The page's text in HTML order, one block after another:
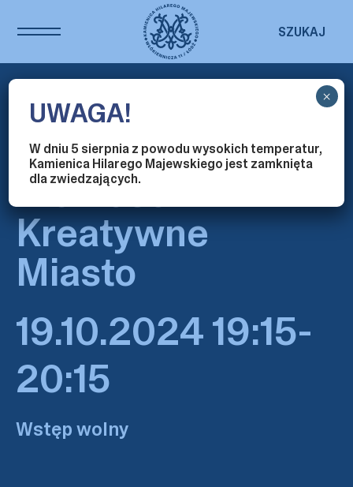
SZUKAJ
Spotkanie
na Igrzyskach
Wolności:
Kreatywne
Miasto
19.10.2024 19:15-
20:15
Wstęp wolny
UWAGA!
W dniu 5 sierpnia z powodu wysokich temperatur,
Kamienica Hilarego Majewskiego jest zamknięta
dla zwiedzających.
×